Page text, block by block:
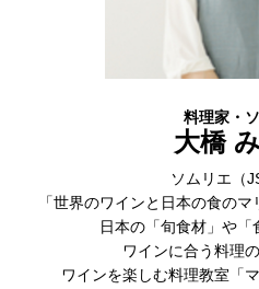
料理家・
大橋
ソムリエ（
「世界のワインと日本の食の
日本の「旬食材」や「
ワインに合う料理
ワインを楽しむ料理教室「